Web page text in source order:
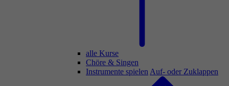
alle Kurse
Chöre & Singen
Instrumente spielen Auf- oder Zuklappen